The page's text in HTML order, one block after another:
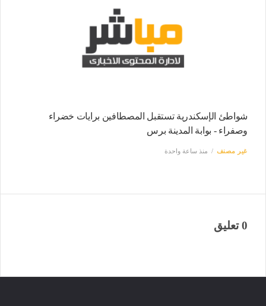
شواطئ الإسكندرية تستقبل المصطافين برايات خضراء
وصفراء - بوابة المدينة برس
غير مصنف منذ ساعة واحدة
0 تعليق